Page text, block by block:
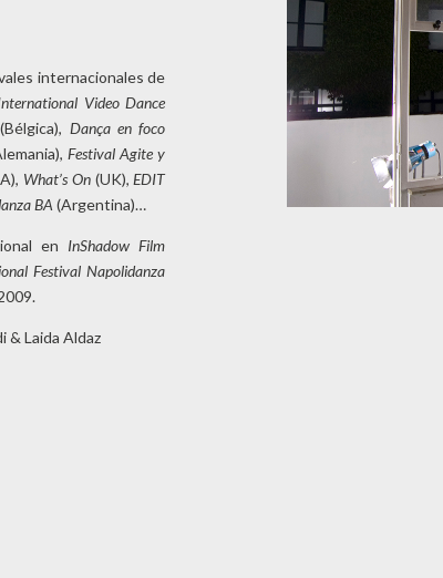
internacionales de
Video Dance
Dança en foco
Festival Agite y
What’s On(UK),EDIT
BA (Argentina)…
en InShadow Film
Festival Napolidanza
& Laida Aldaz